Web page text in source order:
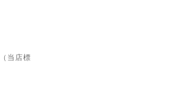
当店標